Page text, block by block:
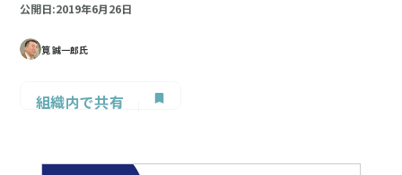
公開日:2019年6月26日
筧 誠一郎氏
組織内で共有